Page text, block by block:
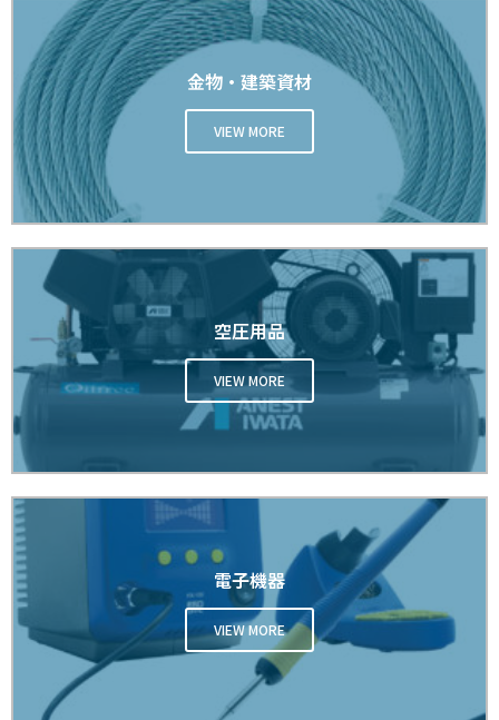
金物・建築資材
VIEW MORE
空圧用品
VIEW MORE
電子機器
VIEW MORE